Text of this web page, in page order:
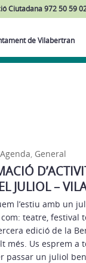
Ciutadana 972 50 59
de Vilabertran
Agenda, General
JULIOL –
l’estiu amb un
teatre, festival
edició de la
més. Us esprem a
passar un juliol